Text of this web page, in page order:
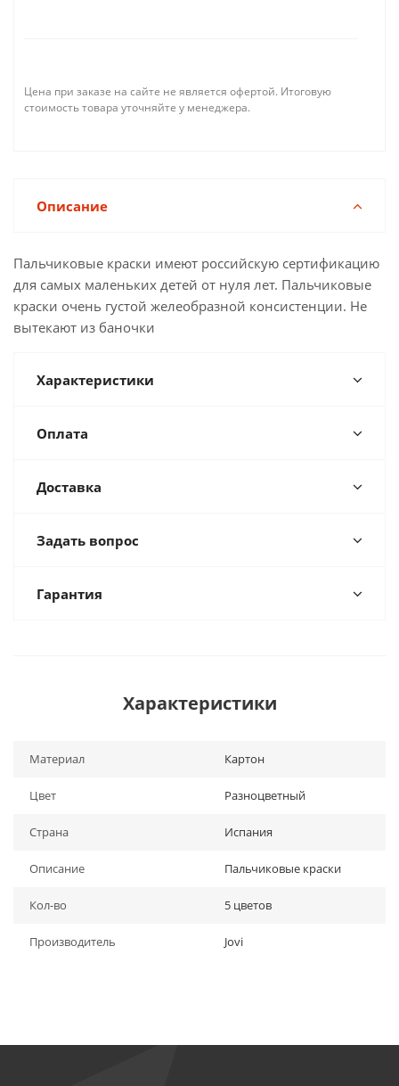
Цена при заказе на сайте не является офертой. Итоговую
стоимость товара уточняйте у менеджера.
Описание
Пальчиковые краски имеют российскую сертификацию
для самых маленьких детей от нуля лет. Пальчиковые
краски очень густой желеобразной консистенции. Не
вытекают из баночки
Характеристики
Оплата
Доставка
Задать вопрос
Гарантия
Характеристики
Материал Картон
Цвет Разноцветный
Страна Испания
Описание Пальчиковые краски
Кол-во 5 цветов
Производитель Jovi